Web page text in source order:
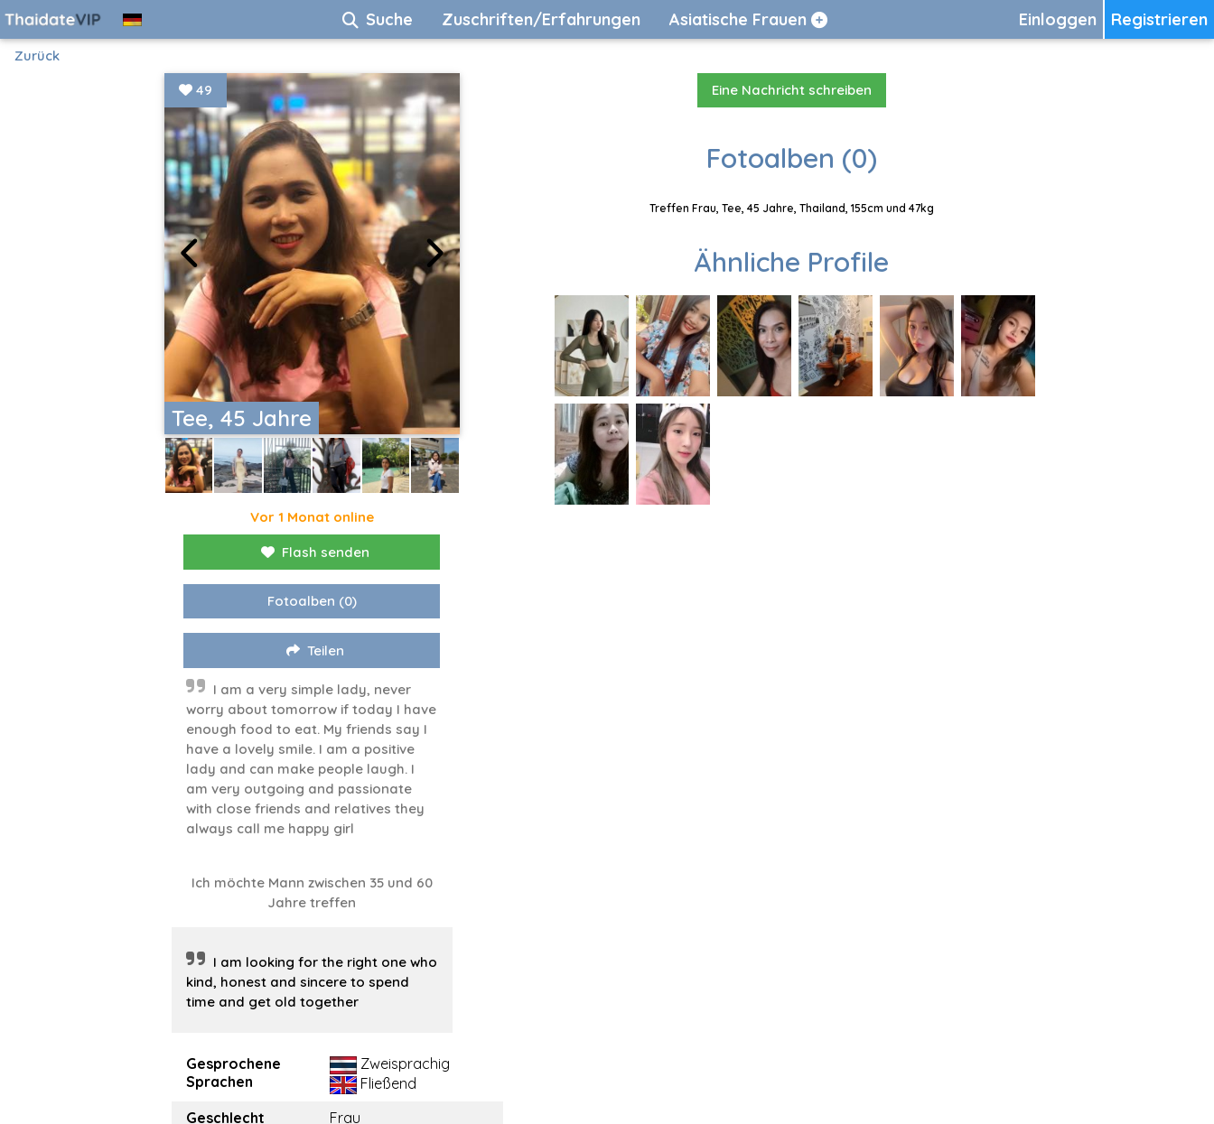
Registrieren
Einloggen
Suche Zuschriften/Erfahrungen Asiatische Frauen
Zurück
Tee, 45 Jahre
49
Vor 1 Monat online
Flash senden
Fotoalben (0)
Teilen
I am a very simple lady, never
worry about tomorrow if today I have
enough food to eat. My friends say I
have a lovely smile. I am a positive
lady and can make people laugh. I
am very outgoing and passionate
with close friends and relatives they
always call me happy girl
Ich möchte Mann zwischen 35 und 60
Jahre treffen
I am looking for the right one who
kind, honest and sincere to spend
time and get old together
Gesprochene
Sprachen
Zweisprachig
Fließend
Geschlecht
Frau
Eine Nachricht schreiben
Fotoalben (0)
Treffen Frau, Tee, 45 Jahre, Thailand, 155cm und 47kg
Ähnliche Profile